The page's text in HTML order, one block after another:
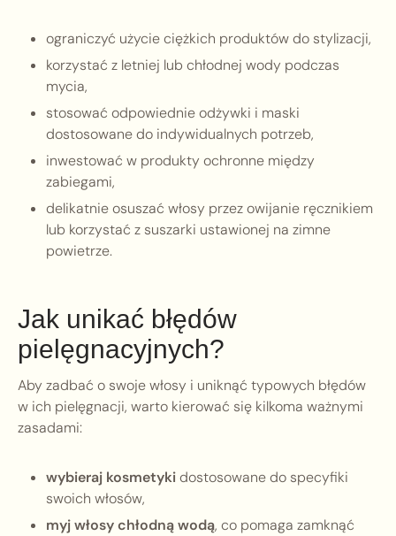
ograniczyć użycie ciężkich produktów do stylizacji,
korzystać z letniej lub chłodnej wody podczas
mycia,
stosować odpowiednie odżywki i maski
dostosowane do indywidualnych potrzeb,
inwestować w produkty ochronne między
zabiegami,
delikatnie osuszać włosy przez owijanie ręcznikiem
lub korzystać z suszarki ustawionej na zimne
powietrze.
Jak unikać błędów
pielęgnacyjnych?
Aby zadbać o swoje włosy i uniknąć typowych błędów
w ich pielęgnacji, warto kierować się kilkoma ważnymi
zasadami:
wybieraj kosmetykidostosowane do specyfiki
swoich włosów,
myj włosy chłodną wodą, co pomaga zamknąć